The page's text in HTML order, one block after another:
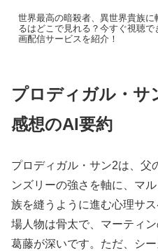
世界最高の暗殺者、異世界貴族に
るはどこで見れる？今すぐ視聴で
画配信サービスを紹介！
プロディガル・サ
感想のAI要約
プロディガル・サン2は、父
ンズリーの強さを軸に、マ
族を縫うように進む心理サ
場人物は骨太で、マーティ
葛藤が深いです。ただ、シ